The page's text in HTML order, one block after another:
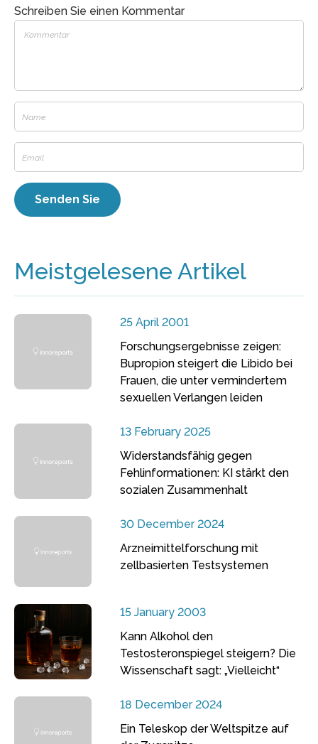
Schreiben Sie einen Kommentar
Meistgelesene Artikel
25 April 2001
Forschungsergebnisse zeigen:
Bupropion steigert die Libido bei
Frauen, die unter vermindertem
sexuellen Verlangen leiden
13 February 2025
Widerstandsfähig gegen
Fehlinformationen: KI stärkt den
sozialen Zusammenhalt
30 December 2024
Arzneimittelforschung mit
zellbasierten Testsystemen
15 January 2003
Kann Alkohol den
Testosteronspiegel steigern? Die
Wissenschaft sagt: „Vielleicht“
18 December 2024
Ein Teleskop der Weltspitze auf